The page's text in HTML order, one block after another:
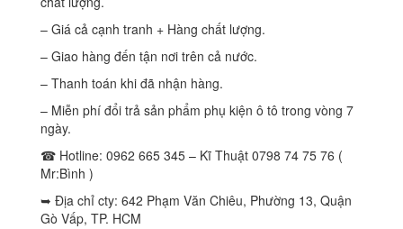
– Giá cả cạnh tranh + Hàng chất lượng.
– Giao hàng đến tận nơi trên cả nước.
– Thanh toán khi đã nhận hàng.
– Miễn phí đổi trả sản phẩm phụ kiện ô tô trong vòng 7
ngày.
☎ Hotline: 0962 665 345 – Kĩ Thuật 0798 74 75 76 (
Mr:Bình )
➥ Địa chỉ cty: 642 Phạm Văn Chiêu, Phường 13, Quận
Gò Vấp, TP. HCM